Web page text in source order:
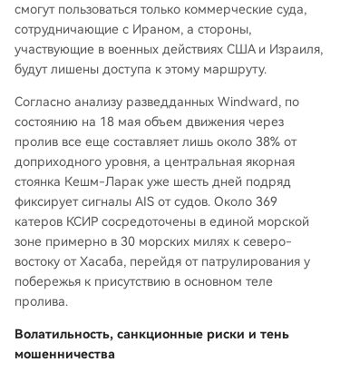
смогут пользоваться только коммерческие суда,
сотрудничающие с Ираном, а стороны,
участвующие в военных действиях США и Израиля,
будут лишены доступа к этому маршруту.
Согласно анализу разведданных Windward, по
состоянию на 18 мая объем движения через
пролив все еще составляет лишь около 38% от
доприходного уровня, а центральная якорная
стоянка Кешм-Ларак уже шесть дней подряд
фиксирует сигналы AIS от судов. Около 369
катеров КСИР сосредоточены в единой морской
зоне примерно в 30 морских милях к северо-
востоку от Хасаба, перейдя от патрулирования у
побережья к присутствию в основном теле
пролива.
Волатильность, санкционные риски и тень
мошенничества